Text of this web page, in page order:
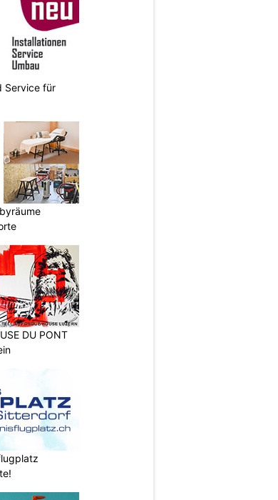
Service für
DU PONT